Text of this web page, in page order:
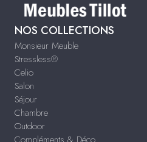
NOS COLLECTIONS
Monsieur Meuble
Stressless®
Celio
Salon
Séjour
Chambre
Outdoor